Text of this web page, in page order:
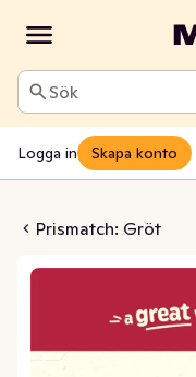
Sök
Logga in Skapa konto
Prismatch: Gröt
& Mango 1-3 År